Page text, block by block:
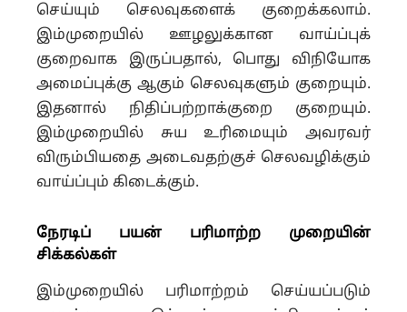
செய்யும் செலவுகளைக் குறைக்கலாம்.
இம்முறையில் ஊழலுக்கான வாய்ப்புக்
குறைவாக இருப்பதால், பொது விநியோக
அமைப்புக்கு ஆகும் செலவுகளும் குறையும்.
இதனால் நிதிப்பற்றாக்குறை குறையும்.
இம்முறையில் சுய உரிமையும் அவரவர்
விரும்பியதை அடைவதற்குச் செலவழிக்கும்
வாய்ப்பும் கிடைக்கும்.
நேரடிப் பயன் பரிமாற்ற முறையின்
சிக்கல்கள்
இம்முறையில் பரிமாற்றம் செய்யப்படும்